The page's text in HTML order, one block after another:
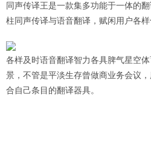
同声传译王是一款集多功能于一体的
柱同声传译与语音翻译，赋闲用户各样
各样及时语音翻译智力各具脾气星空
景，不管是平淡生存曾做商业务会议
合自己条目的翻译器具。